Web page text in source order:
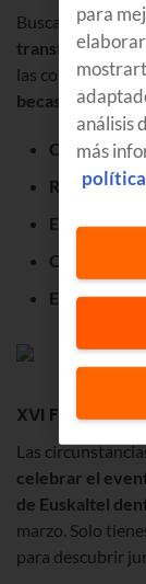
Buscamos
transformación
las cosas. Así
becas CRECEsi
C
olaborar
R etos
E ntusiasmo
C
E quipo
XVI Foro de
Las
celebrar el
de Euskaltel
marzo. Solo
para descubrir
para
análisis
más